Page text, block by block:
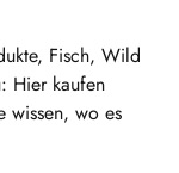
Fisch, Wild
Hier kaufen
wissen, wo es